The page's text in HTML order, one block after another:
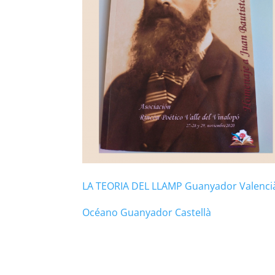
LA TEORIA DEL LLAMP Guanyador
Océano Guanyador Castellà